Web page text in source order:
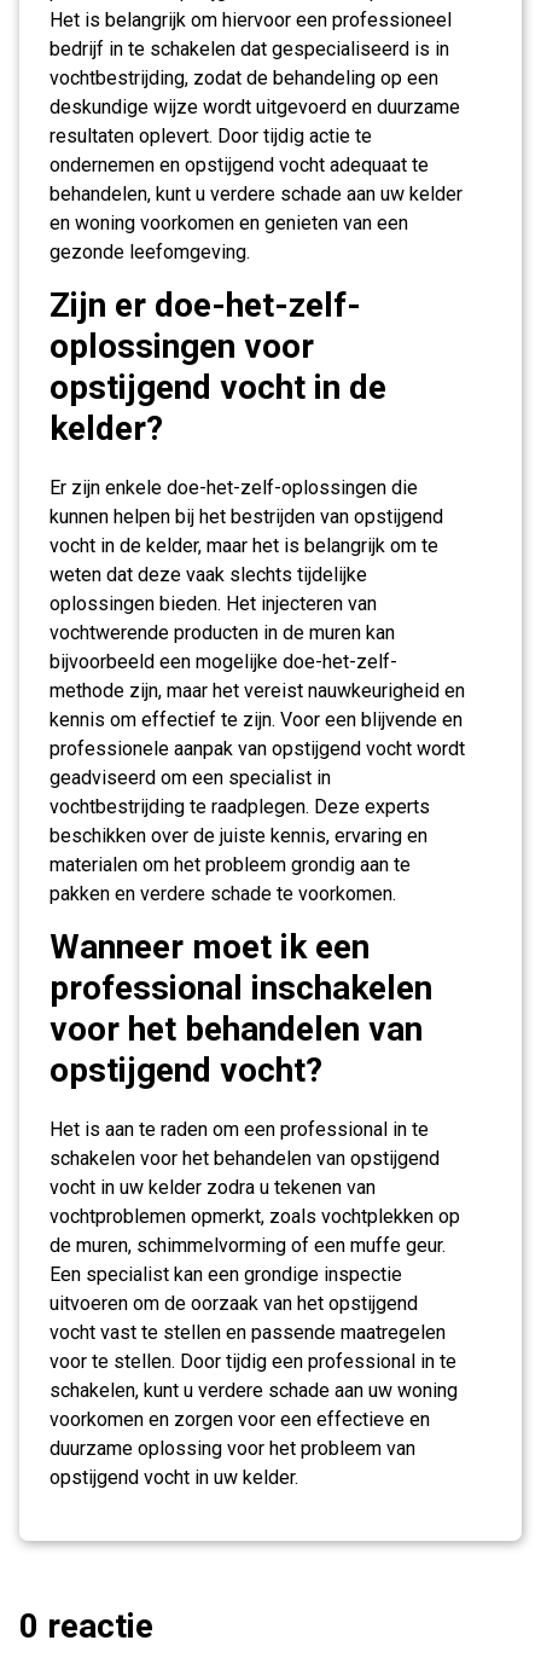
Het is belangrijk om hiervoor een professioneel
bedrijf in te schakelen dat gespecialiseerd is in
vochtbestrijding, zodat de behandeling op een
deskundige wijze wordt uitgevoerd en duurzame
resultaten oplevert. Door tijdig actie te
ondernemen en opstijgend vocht adequaat te
behandelen, kunt u verdere schade aan uw kelder
en woning voorkomen en genieten van een
gezonde leefomgeving.
Zijn er doe-het-zelf-
oplossingen voor
opstijgend vocht in de
kelder?
Er zijn enkele doe-het-zelf-oplossingen die
kunnen helpen bij het bestrijden van opstijgend
vocht in de kelder, maar het is belangrijk om te
weten dat deze vaak slechts tijdelijke
oplossingen bieden. Het injecteren van
vochtwerende producten in de muren kan
bijvoorbeeld een mogelijke doe-het-zelf-
methode zijn, maar het vereist nauwkeurigheid en
kennis om effectief te zijn. Voor een blijvende en
professionele aanpak van opstijgend vocht wordt
geadviseerd om een specialist in
vochtbestrijding te raadplegen. Deze experts
beschikken over de juiste kennis, ervaring en
materialen om het probleem grondig aan te
pakken en verdere schade te voorkomen.
Wanneer moet ik een
professional inschakelen
voor het behandelen van
opstijgend vocht?
Het is aan te raden om een professional in te
schakelen voor het behandelen van opstijgend
vocht in uw kelder zodra u tekenen van
vochtproblemen opmerkt, zoals vochtplekken op
de muren, schimmelvorming of een muffe geur.
Een specialist kan een grondige inspectie
uitvoeren om de oorzaak van het opstijgend
vocht vast te stellen en passende maatregelen
voor te stellen. Door tijdig een professional in te
schakelen, kunt u verdere schade aan uw woning
voorkomen en zorgen voor een effectieve en
duurzame oplossing voor het probleem van
opstijgend vocht in uw kelder.
0 reactie